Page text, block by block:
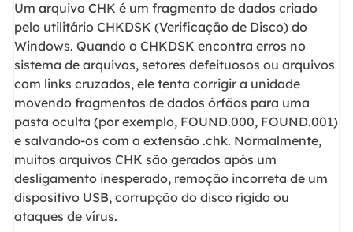
Um arquivo CHK é um fragmento de dados criado
pelo utilitário CHKDSK (Verificação de Disco) do
Windows. Quando o CHKDSK encontra erros no
sistema de arquivos, setores defeituosos ou arquivos
com links cruzados, ele tenta corrigir a unidade
movendo fragmentos de dados órfãos para uma
pasta oculta (por exemplo, FOUND.000, FOUND.001)
e salvando-os com a extensão .chk. Normalmente,
muitos arquivos CHK são gerados após um
desligamento inesperado, remoção incorreta de um
dispositivo USB, corrupção do disco rígido ou
ataques de vírus.